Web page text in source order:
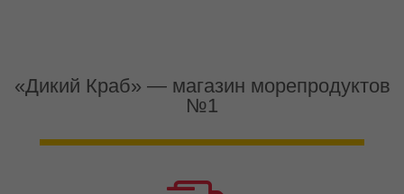
«Дикий Краб» — магазин морепродуктов
№1